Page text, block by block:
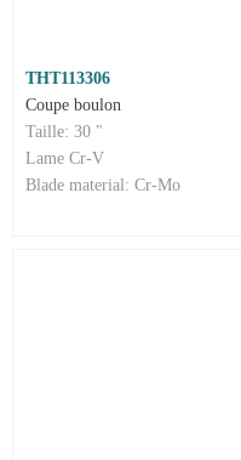
THT113306
Coupe boulon
Taille: 30 "
Lame Cr-V
Blade material: Cr-Mo